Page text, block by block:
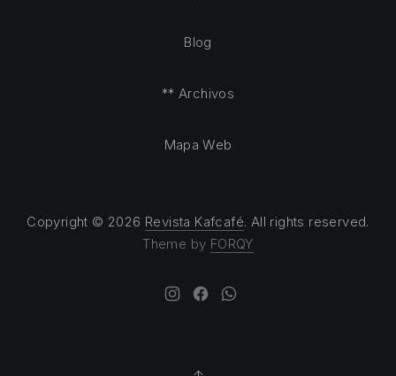
Copyright © 2026 Revista Kafcafé. All rights reserved.
Theme by FORQY
Blog
** Archivos
Mapa Web
New Window
New Window
New Window